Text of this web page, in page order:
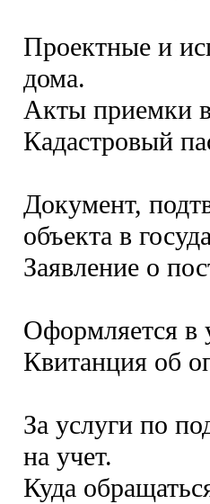
Проектные и
дома.
Акты приемки
Кадастровый
Документ,
объекта в
Заявление о
Оформляется в
Квитанция об
За услуги по
на учет.
Куда